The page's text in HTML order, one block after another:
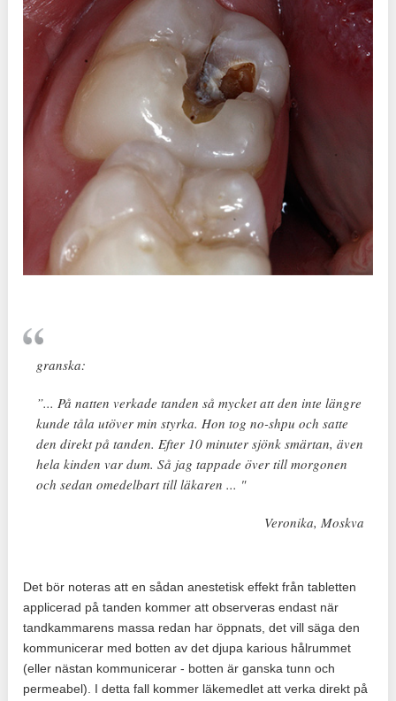
granska:
”... På natten verkade tanden så mycket att den inte längre
kunde tåla utöver min styrka. Hon tog no-shpu och satte
den direkt på tanden. Efter 10 minuter sjönk smärtan, även
hela kinden var dum. Så jag tappade över till morgonen
och sedan omedelbart till läkaren ... "
Veronika, Moskva
Det bör noteras att en sådan anestetisk effekt från tabletten
applicerad på tanden kommer att observeras endast när
tandkammarens massa redan har öppnats, det vill säga den
kommunicerar med botten av det djupa karious hålrummet
(eller nästan kommunicerar - botten är ganska tunn och
permeabel). I detta fall kommer läkemedlet att verka direkt på